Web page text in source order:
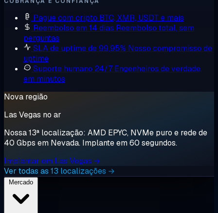
Pague com cripto BTC, XMR, USDT e mais
Reembolso em 14 dias Reembolso total, sem
perguntas
SLA de uptime de 99,95% Nosso compromisso de
uptime
Suporte humano 24/7 Engenheiros de verdade,
em minutos
Nova região
Las Vegas no ar
Nossa 13ª localização: AMD EPYC, NVMe puro e rede de
40 Gbps em Nevada. Implante em 60 segundos.
Implantar em Las Vegas →
Ver todas as 13 localizações →